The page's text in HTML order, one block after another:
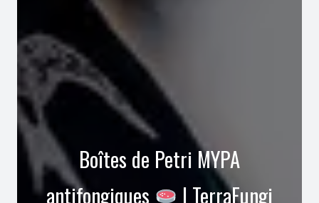
Boîtes de Petri MYPA
antifongiques
| TerraFungi